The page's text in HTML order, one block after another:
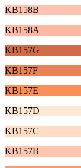
KB158B
KB158A
KB157G
KB157F
KB157E
KB157D
KB157C
KB157B